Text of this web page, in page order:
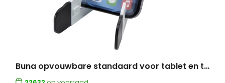
Buna opvouwbare standaard voor tablet en telefoon van gerecycled plastic